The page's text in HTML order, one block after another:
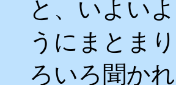
と、いよい
うにまとま
ろいろ聞か